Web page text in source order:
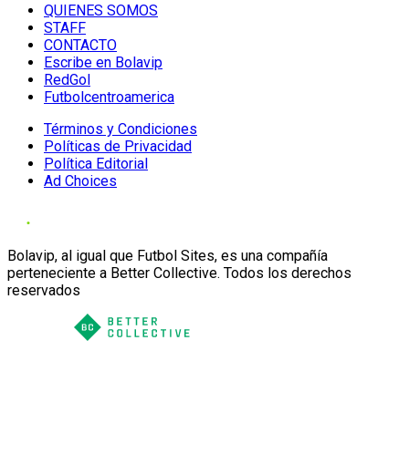
QUIENES SOMOS
STAFF
CONTACTO
Escribe en Bolavip
RedGol
Futbolcentroamerica
Términos y Condiciones
Políticas de Privacidad
Política Editorial
Ad Choices
Bolavip, al igual que Futbol Sites, es una compañía
perteneciente a Better Collective. Todos los derechos
reservados